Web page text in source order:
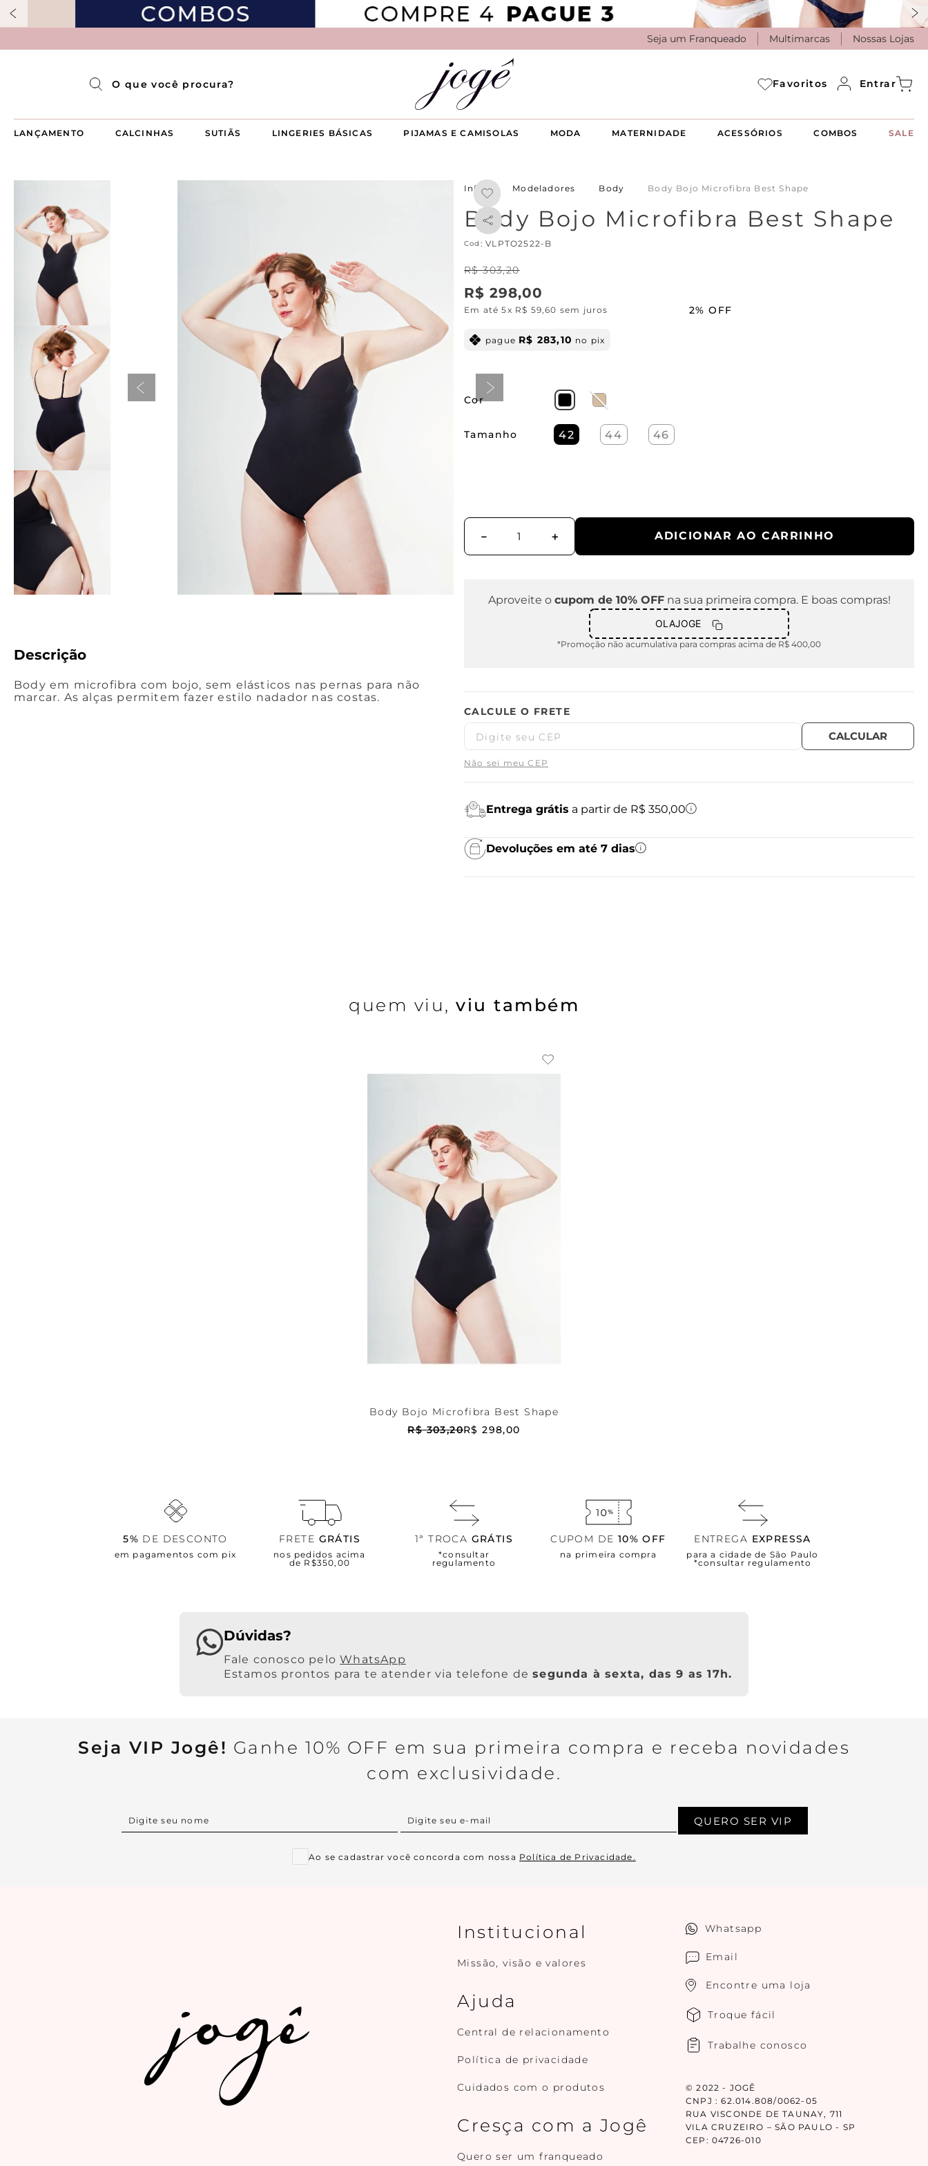
Seja um Franqueado Multimarcas Nossas Lojas
Favoritos Entrar
LANÇAMENTO CALCINHAS SUTIÃS LINGERIES BÁSICAS PIJAMAS E CAMISOLAS MODA MATERNIDADE ACESSÓRIOS COMBOS SALE
Pijama Longo Americado Aberto Luma
Pijama Capri Aberto
Pijama Curto Aberto
Descrição
Body em microfibra com bojo, sem elásticos nas pernas para não
marcar. As alças permitem fazer estilo nadador nas costas.
Modeladores Body Body Bojo Microfibra Best Shape
Body Bojo Microfibra Best Shape
: VLPTO2522-B
R$ 303,20
R$ 298,00
Em até5x R$ 59,60 sem juros 2% OFF
pague R$ 283,10 no pix
Cor
Tamanho 42 44 46
＋
－ ADICIONAR AO CARRINHO
Aproveite o cupom de 10% OFFna sua primeira compra. E boas compras!
OLAJOGE
*Promoção não acumulativa para compras acima de R$ 400,00
Não sei meu CEP
Entrega grátis a partir de R$ 350,00
Devoluções em até 7 dias
quem viu, viu também
Preta 42
Body Bojo Microfibra Best Shape
R$ 303,20R$ 298,00
5% DE DESCONTO
em pagamentos com pix
FRETE GRÁTIS
nos pedidos acima
de R$350,00
1ª TROCA GRÁTIS
*consultar
regulamento
CUPOM DE 10% OFF
na primeira compra
ENTREGA EXPRESSA
para a cidade de São Paulo
*consultar regulamento
Dúvidas?
WhatsApp
Estamos prontos para te atender via telefone desegunda à sexta, das 9 as 17h.
Seja VIP Jogê! Ganhe 10% OFF em sua primeira compra e receba novidades
com exclusividade.
QUERO SER VIP
Ao se cadastrar você concorda com nossa Política de Privacidade.
Institucional
Missão, visão e valores
Ajuda
Central de relacionamento
Política de privacidade
Cuidados com o produtos
Cresça com a Jogê
Quero ser um franqueado
Whatsapp
Email
Encontre uma loja
Troque fácil
Trabalhe conosco
© 2022 - JOGÊ
CNPJ : 62.014.808/0062-05
RUA VISCONDE DE TAUNAY, 711
VILA CRUZEIRO – SÃO PAULO - SP
CEP: 04726-010